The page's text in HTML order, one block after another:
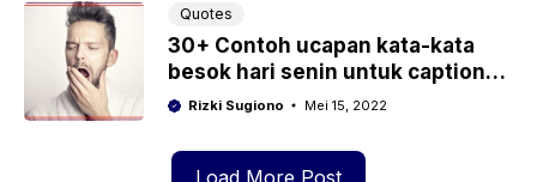
Quotes
30+ Contoh ucapan kata-kata
besok hari senin untuk caption
dan status media sosial
Rizki Sugiono Mei 15, 2022
Load More Post